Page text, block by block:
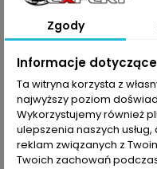
30,00 zł Brutto

Ostatnie sztuki w
Udostępnij
Zgody
Informacje
Ta witryna korzysta z
najwyższy poziom
Wykorzystujemy również
ulepszenia naszych
reklam związanych z
Twoich zachowań